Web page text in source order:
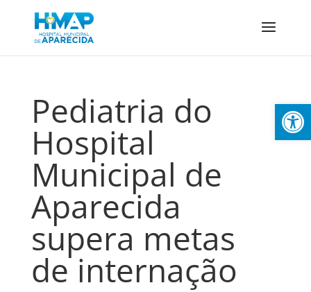
Abrir
Pediatria do
Hospital
Municipal de
Aparecida
supera metas
de internação